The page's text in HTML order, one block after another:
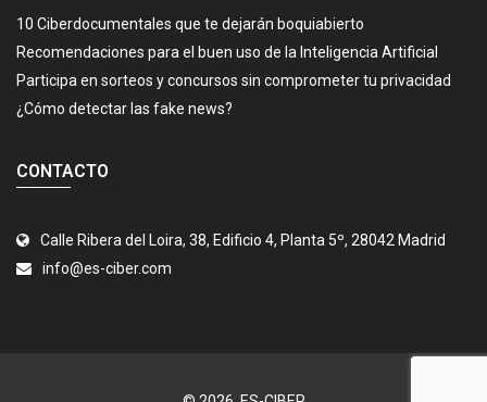
10 Ciberdocumentales que te dejarán boquiabierto
Recomendaciones para el buen uso de la Inteligencia Artificial
Participa en sorteos y concursos sin comprometer tu privacidad
¿Cómo detectar las fake news?
CONTACTO
Calle Ribera del Loira, 38, Edificio 4, Planta 5º, 28042 Madrid
info@es-ciber.com